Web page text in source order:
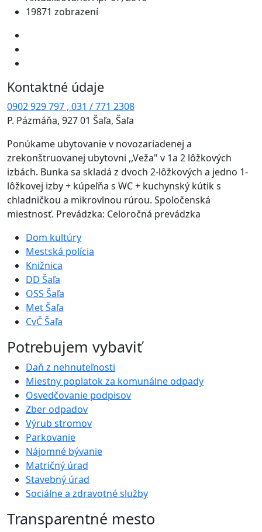
19871 zobrazení
Kontaktné údaje
0902 929 797 , 031 / 771 2308
P. Pázmáňa, 927 01 Šaľa, Šaľa
Ponúkame ubytovanie v novozariadenej a
zrekonštruovanej ubytovni ,,Veža" v 1a 2 lôžkových
izbách. Bunka sa skladá z dvoch 2-lôžkových a jedno 1-
lôžkovej izby + kúpeľňa s WC + kuchynský kútik s
chladničkou a mikrovlnou rúrou. Spoločenská
miestnosť. Prevádzka: Celoročná prevádzka
Dom kultúry
Mestská polícia
Knižnica
DD Šaľa
OSS Šaľa
Met Šaľa
CvČ Šaľa
Potrebujem vybaviť
Daň z nehnuteľnosti
Miestny poplatok za komunálne odpady
Osvedčovanie podpisov
Zber odpadov
Výrub stromov
Parkovanie
Nájomné bývanie
Matričný úrad
Stavebný úrad
Sociálne a zdravotné služby
Transparentné mesto